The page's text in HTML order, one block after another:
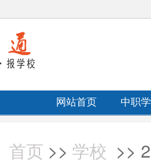
网站首页 中职
首页 >> 学校 >>